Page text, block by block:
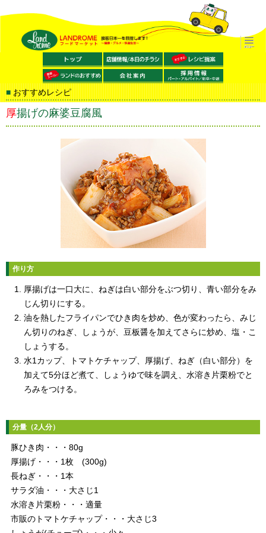
おすすめレシピ
厚揚げの麻婆豆腐風
作り方
厚揚げは一口大に、ねぎは白い部分をぶつ切り、青い部分をみ
じん切りにする。
油を熱したフライパンでひき肉を炒め、色が変わったら、みじ
ん切りのねぎ、しょうが、豆板醤を加えてさらに炒め、塩・こ
しょうする。
水1カップ、トマトケチャップ、厚揚げ、ねぎ（白い部分）を
加えて5分ほど煮て、しょうゆで味を調え、水溶き片栗粉でと
ろみをつける。
分量（2人分）
豚ひき肉・・・80g
厚揚げ・・・1枚 (300g)
長ねぎ・・・1本
サラダ油・・・大さじ1
水溶き片栗粉・・・適量
市販のトマトケチャップ・・・大さじ3